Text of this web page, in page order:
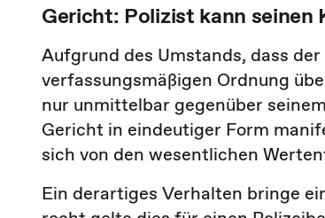
Gericht: Polizist kann
Aufgrund des Umstands, dass
verfassungsmäßigen Ordnung
nur unmittelbar gegenüber
Gericht in eindeutiger Form
sich von den wesentlichen
Ein derartiges Verhalten bringe